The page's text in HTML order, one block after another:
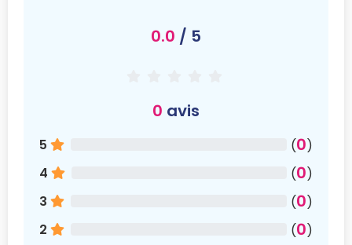
0.0 / 5
0 avis
5 (0)
4
(0)
3
(0)
2
(0)